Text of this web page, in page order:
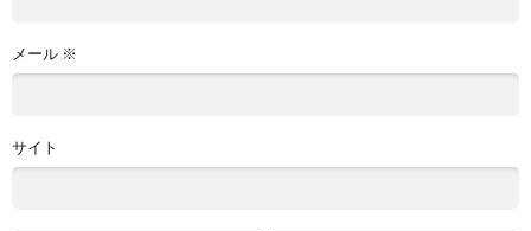
メール ※
サイト